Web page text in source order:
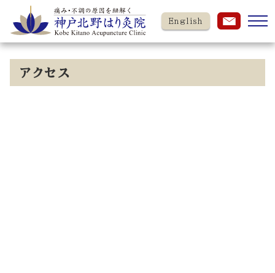
English
アクセス